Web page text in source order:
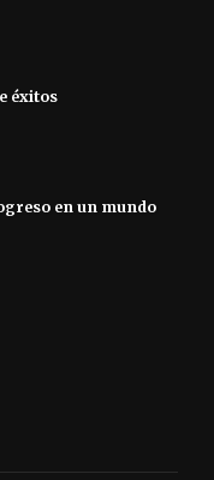
éxitos
en un mundo